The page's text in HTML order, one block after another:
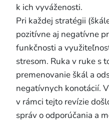
k ich vyváženosti.
Pri každej stratégii
pozitívne aj negatívne
funkčnosti a
stresom. Ruka v ruke s
premenovanie škál a
negatívnych konotácií.
v rámci tejto revízie
správ o odporúčania a